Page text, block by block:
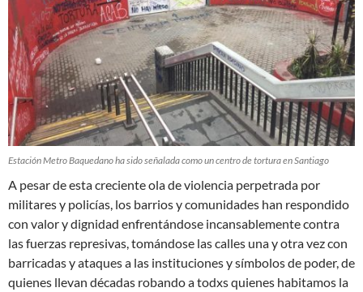
Estación Metro Baquedano ha sido señalada como un centro de tortura en Santiago
A pesar de esta creciente ola de violencia perpetrada por
militares y policías, los barrios y comunidades han respondido
con valor y dignidad enfrentándose incansablemente contra
las fuerzas represivas, tomándose las calles una y otra vez con
barricadas y ataques a las instituciones y símbolos de poder, de
quienes llevan décadas robando a todxs quienes habitamos la